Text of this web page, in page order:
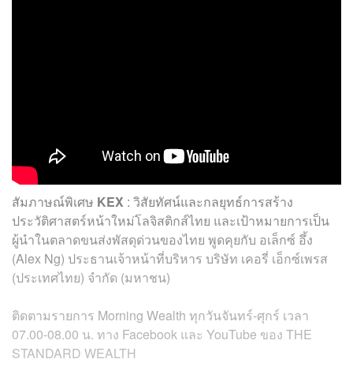
สัมภาษณ์พิเศษ KEX : วิสัยทัศน์และกลยุทธ์การสร้าง
ประวัติศาสตร์หน้าใหม่โลจิสติกส์ไทย และเป้าหมายการเป็น
ผู้นำในตลาดขนส่งพัสดุด่วนของไทย พูดคุยกับ อเล็กซ์ อึ้ง
(Alex Ng) ประธานเจ้าหน้าที่บริหาร บริษัท เคอรี่ เอ็กซ์เพรส
(ประเทศไทย) จำกัด (มหาชน)
ติดตามรายการ Morning Wealth ทุกวันจันทร์-ศุกร์ เวลา
07.00-08.00 น. ทาง Facebook และ YouTube ของ THE
STANDARD WEALTH